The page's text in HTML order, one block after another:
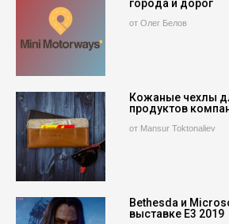
города и дорог
от Олег Белов
Кожаные чехлы
продуктов
от Mansur Toktonaliev
Bethesda и
выставке E3 2019